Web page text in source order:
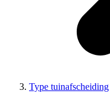
Type tuinafscheiding